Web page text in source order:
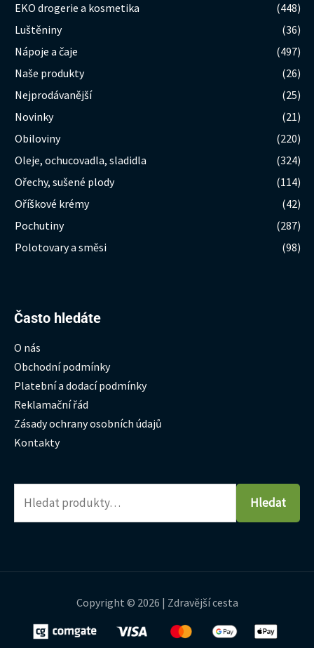
EKO drogerie a kosmetika
(448)
Luštěniny
(36)
Nápoje a čaje
(497)
Naše produkty
(26)
Nejprodávanější
(25)
Novinky
(21)
Obiloviny
(220)
Oleje, ochucovadla, sladidla
(324)
Ořechy, sušené plody
(114)
Oříškové krémy
(42)
Pochutiny
(287)
Polotovary a směsi
(98)
Často hledáte
O nás
Obchodní podmínky
Platební a dodací podmínky
Reklamační řád
Zásady ochrany osobních údajů
Kontakty
Hledat:
Hledat
Copyright © 2026 | Zdravější cesta